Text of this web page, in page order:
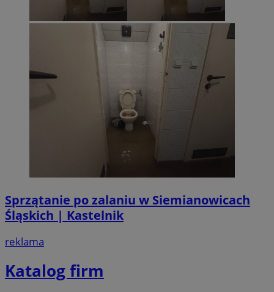
Sprzątanie po zalaniu w Siemianowicach
Śląskich | Kastelnik
reklama
Katalog firm